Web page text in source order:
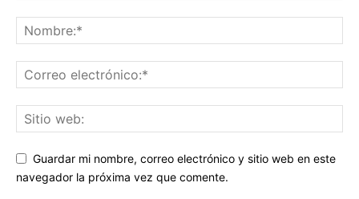
Guardar mi nombre, correo electrónico y sitio web en este
navegador la próxima vez que comente.